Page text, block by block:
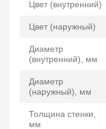
Цвет (внутренний)
Цвет (наружный)
Диаметр
(внутренний), мм
Диаметр
(наружный), мм
Толщина стенки,
мм